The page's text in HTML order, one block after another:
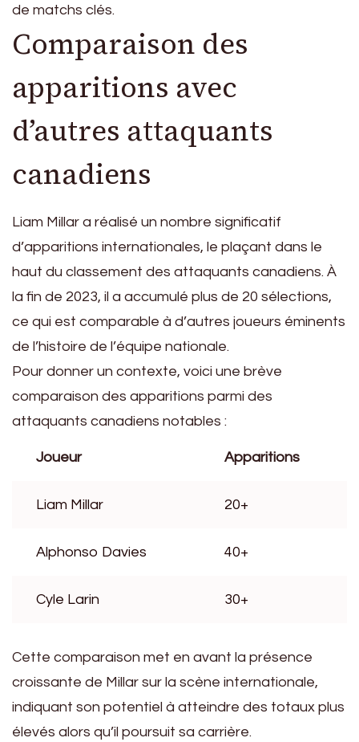
de matchs clés.
Comparaison des
apparitions avec
d’autres attaquants
canadiens
Liam Millar a réalisé un nombre significatif
d’apparitions internationales, le plaçant dans le
haut du classement des attaquants canadiens. À
la fin de 2023, il a accumulé plus de 20 sélections,
ce qui est comparable à d’autres joueurs éminents
de l’histoire de l’équipe nationale.
Pour donner un contexte, voici une brève
comparaison des apparitions parmi des
attaquants canadiens notables :
Joueur Apparitions
Liam Millar 20+
Alphonso Davies 40+
Cyle Larin 30+
Cette comparaison met en avant la présence
croissante de Millar sur la scène internationale,
indiquant son potentiel à atteindre des totaux plus
élevés alors qu’il poursuit sa carrière.